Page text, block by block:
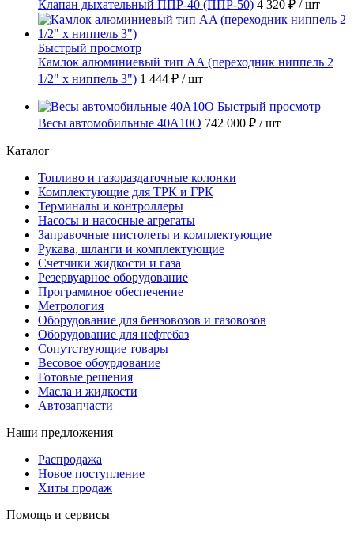
Клапан дыхательный ППР-40 (ППР-50) 4 320 ₽ / шт
Быстрый просмотр
Камлок алюминиевый тип AA (переходник ниппель 2
1/2" х ниппель 3") 1 444 ₽ / шт
Быстрый просмотр
Весы автомобильные 40А10О 742 000 ₽ / шт
Каталог
Топливо и газораздаточные колонки
Комплектующие для ТРК и ГРК
Терминалы и контроллеры
Насосы и насосные агрегаты
Заправочные пистолеты и комплектующие
Рукава, шланги и комплектующие
Счетчики жидкости и газа
Резервуарное оборудование
Программное обеспечение
Метрология
Оборудование для бензовозов и газовозов
Оборудование для нефтебаз
Сопутствующие товары
Весовое обоурдование
Готовые решения
Масла и жидкости
Автозапчасти
Наши предложения
Распродажа
Новое поступление
Хиты продаж
Помощь и сервисы